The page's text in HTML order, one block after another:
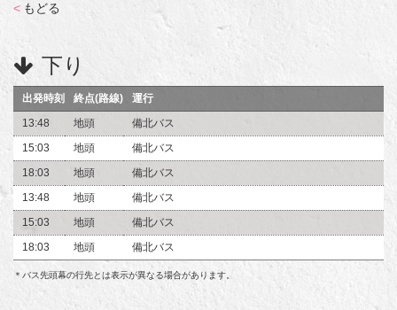
< もどる
下り
出発時刻 終点(路線)
運行
13:48
地頭
備北バス
15:03
地頭
備北バス
18:03
地頭
備北バス
13:48
地頭
備北バス
15:03
地頭
備北バス
18:03
地頭 備北バス
＊バス先頭幕の行先とは表示が異なる場合があります。